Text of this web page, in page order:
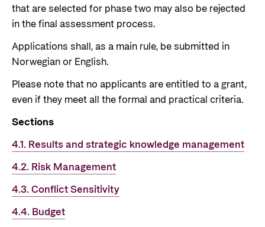
Utlysninger og tildelinger
Tilskuddsguiden
Kriterier for bistand
Regelverk for Norads tilskuddsordninger
Statsgarantiordningen for investeringer i
fornybar energi
Norad - Partnerskap med privat sektor
Klima, mat, miljø og energi
Styresett og økonomisk utvikling
Humanitær bistand og Nansen-programmet
for Ukraina
Humanitær og helhetlig innsats
Nansen-programmet for Ukraina
Gå til side
Søke jobb i Norad
Karriere i Norad
Ledige stillinger
Slik er jobbsøkerprosessen i Norad
Spørsmål og svar om jobbmuligheter
bistandsplattform
organisasjon og våre ansatte, styrende
dokumenter og kontaktinformasjon.
Gå til side
Om Norad
Om oss
Grønare bistand
Styring av Norad og styringsdokument
Norad sine årsrapporter
Historie
that are selected for phase two may also be rejected
in the final assessment process.
Applications shall, as a main rule, be submitted in
Norwegian or English.
Please note that no applicants are entitled to a grant,
even if they meet all the formal and practical criteria.
Sections
4.1. Results and strategic knowledge management
4.2. Risk Management
4.3. Conflict Sensitivity
4.4. Budget